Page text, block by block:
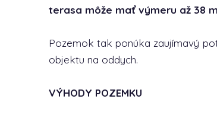
terasa môže mať výmeru až 38
Pozemok tak ponúka zaujímavý
objektu na oddych.
VÝHODY POZEMKU